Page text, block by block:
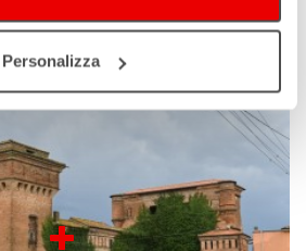
Personalizza
Spilamberto